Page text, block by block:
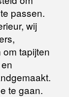
passen.
wij
tapijten
te gaan.